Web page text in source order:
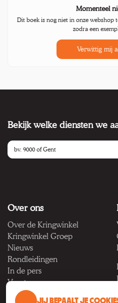
Momenteel
Dit boek is nog niet in onze webshop
zodra een
Verwittig mij
Bekijk welke diensten we
Over ons
Over de Kringwinkel
Kringwinkel Groep
Nieuws
Rondleidingen
In de pers
Vacatures
JIJ BEPAALT JE